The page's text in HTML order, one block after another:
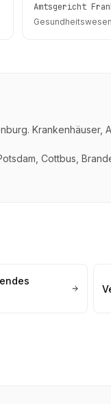
Amtsgericht
Gesundheitswesen
. Krankenhäuser,
Cottbus,